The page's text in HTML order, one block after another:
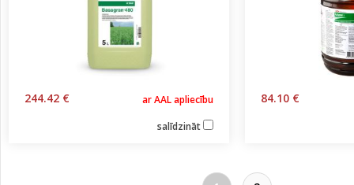
244.42 €
ar AAL apliecību
salīdzināt
84.10 €